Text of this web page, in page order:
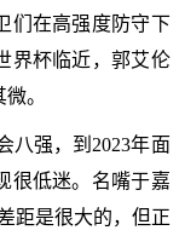
们在高强度防守下
界杯临近，郭艾伦
。
八强，到2023年面
很低迷。名嘴于嘉
距是很大的，但正